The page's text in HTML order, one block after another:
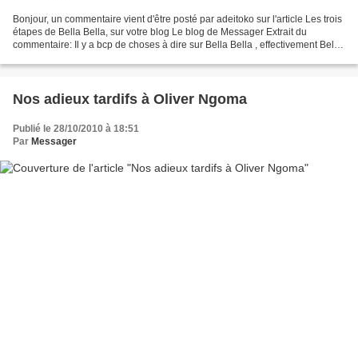
Bonjour, un commentaire vient d'être posté par adeitoko sur l'article Les trois
étapes de Bella Bella, sur votre blog Le blog de Messager Extrait du
commentaire: Il y a bcp de choses à dire sur Bella Bella , effectivement Bella
Nos adieux tardifs à Oliver Ngoma
Publié le 28/10/2010 à 18:51
Par Messager